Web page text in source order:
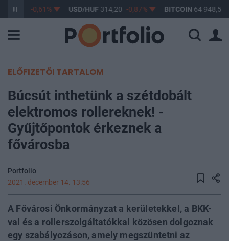
363,17 -0,61% USD/HUF314,20 -0,87% BITCOIN 64 948,55
ELŐFIZETŐI TARTALOM
Búcsút inthetünk a szétdobált
elektromos rollereknek! -
Gyűjtőpontok érkeznek a
fővárosba
Portfolio
2021. december 14. 13:56
A Fővárosi Önkormányzat a kerületekkel, a BKK-
val és a rollerszolgáltatókkal közösen dolgoznak
egy szabályozáson, amely megszüntetni az